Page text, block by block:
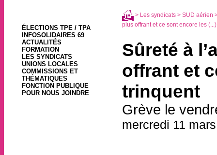
ÉLECTIONS TPE / TPA
INFOSOLIDAIRES 69
ACTUALITÉS
FORMATION
LES SYNDICATS
UNIONS LOCALES
COMMISSIONS ET
THÉMATIQUES
FONCTION PUBLIQUE
POUR NOUS JOINDRE
> Les syndicats> SUD aérien
plus offrant et ce sont encore les (...)
Sûreté à
offrant et
trinquent
Grève le
mercredi 11